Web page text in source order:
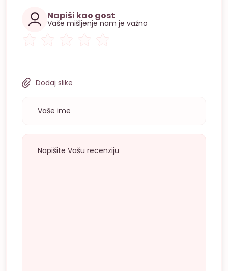
Napiši kao gost
Vaše mišljenje nam je važno
Dodaj slike